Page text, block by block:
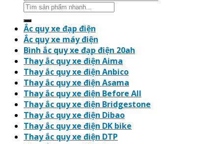
Search
for:
Ắc quy xe đạp điện
Ắc quy xe máy điện
Bình ắc quy xe đạp điện 20ah
Thay ắc quy xe điện Aima
Thay ắc quy xe điện Anbico
Thay ắc quy xe điện Asama
Thay ắc quy xe điện Before All
Thay ắc quy xe điện Bridgestone
Thay ắc quy xe điện Dibao
Thay ắc quy xe điện DK bike
Thay ắc quy xe điện DTP